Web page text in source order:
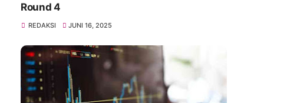
Round 4
REDAKSI JUNI 16, 2025